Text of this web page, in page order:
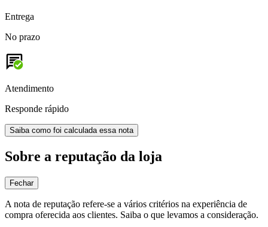
Entrega
No prazo
Atendimento
Responde rápido
Saiba como foi calculada essa nota
Sobre a reputação da loja
Fechar
A nota de reputação refere-se a vários critérios na experiência de
compra oferecida aos clientes. Saiba o que levamos a consideração.